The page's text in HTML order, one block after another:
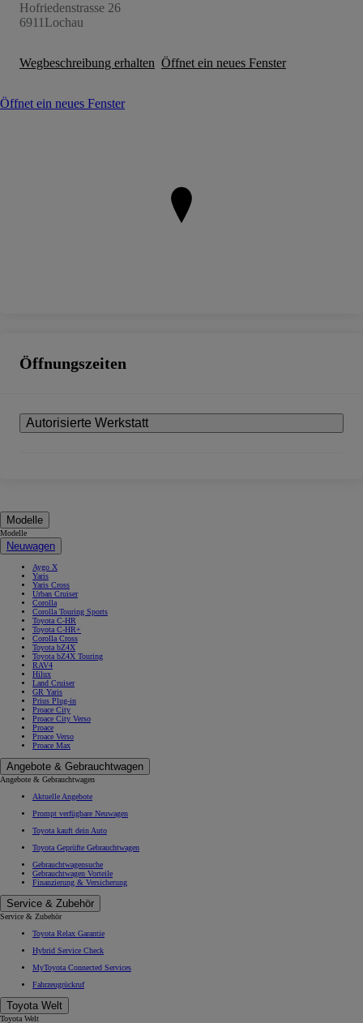
Hofriedenstrasse 26
6911 Lochau
Wegbeschreibung erhalten Öffnet ein neues Fenster
Öffnet ein neues Fenster
Öffnungszeiten
Autorisierte Werkstatt
Modelle
Modelle
Neuwagen
Aygo X
Yaris
Yaris Cross
Urban Cruiser
Corolla
Corolla Touring Sports
Toyota C-HR
Toyota C-HR+
Corolla Cross
Toyota bZ4X
Toyota bZ4X Touring
RAV4
Hilux
Land Cruiser
GR Yaris
Prius Plug-in
Proace City
Proace City Verso
Proace
Proace Verso
Proace Max
Angebote & Gebrauchtwagen
Angebote & Gebrauchtwagen
Aktuelle Angebote
Prompt verfügbare Neuwagen
Toyota kauft dein Auto
Toyota Geprüfte Gebrauchtwagen
Gebrauchtwagensuche
Gebrauchtwagen Vorteile
Finanzierung & Versicherung
Service & Zubehör
Service & Zubehör
Toyota Relax Garantie
Hybrid Service Check
MyToyota Connected Services
Fahrzeugrückruf
Toyota Welt
Toyota Welt